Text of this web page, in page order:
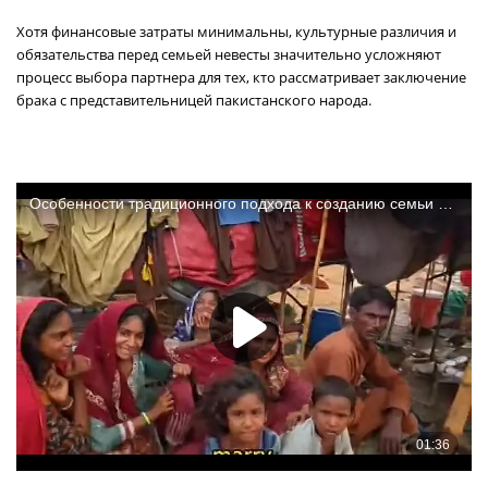
Хотя финансовые затраты минимальны, культурные различия и
обязательства перед семьей невесты значительно усложняют
процесс выбора партнера для тех, кто рассматривает заключение
брака с представительницей пакистанского народа.